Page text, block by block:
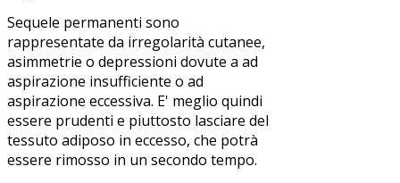
Sequele permanenti sono
rappresentate da irregolarità cutanee,
asimmetrie o depressioni dovute a ad
aspirazione insufficiente o ad
aspirazione eccessiva. E' meglio quindi
essere prudenti e piuttosto lasciare del
tessuto adiposo in eccesso, che potrà
essere rimosso in un secondo tempo.